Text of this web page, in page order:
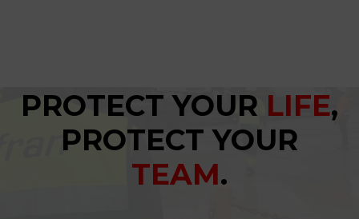
PROTECT YOUR LIFE,
PROTECT YOUR
TEAM.